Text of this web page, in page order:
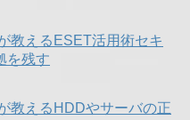
教えるESET活用術セキ
を残す
教えるHDDやサーバの正